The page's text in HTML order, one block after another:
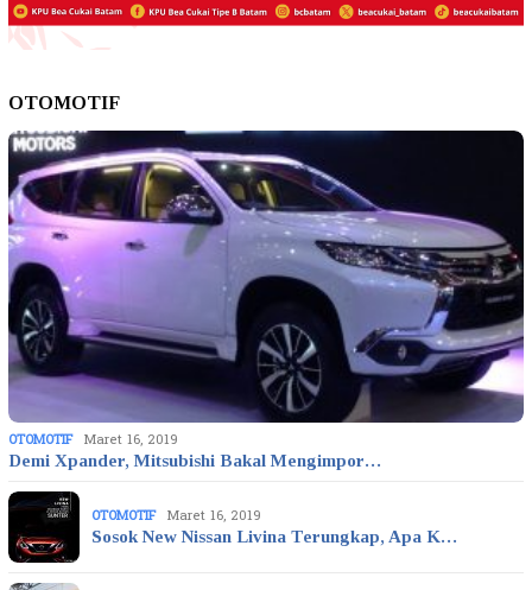
OTOMOTIF
OTOMOTIF Maret 16, 2019
Demi Xpander, Mitsubishi Bakal Mengimpor…
OTOMOTIF Maret 16, 2019
Sosok New Nissan Livina Terungkap, Apa K…